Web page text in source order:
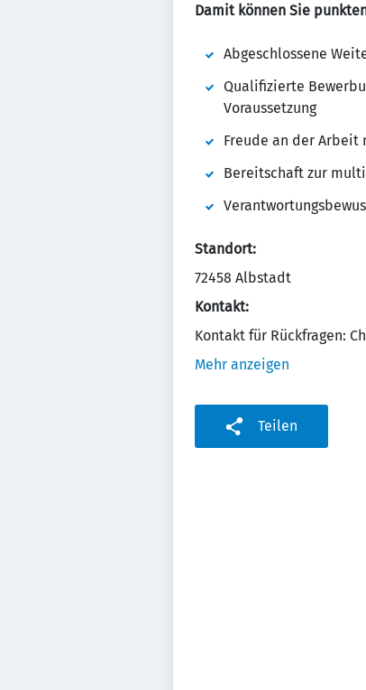
Damit können Sie
Abgeschlossene
Qualifizierte
Voraussetzung
Freude an der Arbeit
Bereitschaft zur
Standort:
72458 Albstadt
Kontakt:
Kontakt für Rückfragen:
Mehr anzeigen
Teilen